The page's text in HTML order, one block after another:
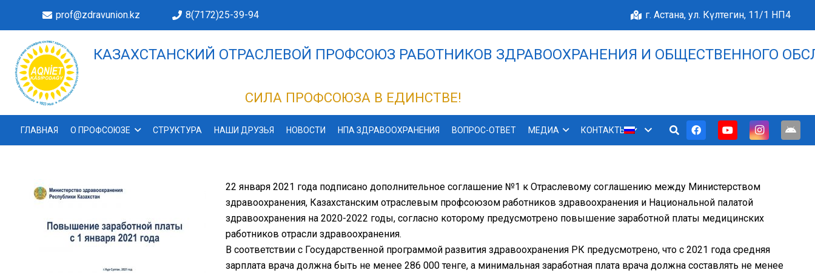
prof@zdravunion.kz 8(7172)25-39-94 г. Астана, ул. Күлтегин, 11/1 НП4
КАЗАХСТАНСКИЙ ОТРАСЛЕВОЙ ПРОФСОЮЗ РАБОТНИКОВ ЗДРАВООХРАНЕНИЯ И ОБЩЕСТВЕННОГО
СИЛА ПРОФСОЮЗА В ЕДИНСТВЕ!
ГЛАВНАЯ О ПРОФСОЮЗЕ СТРУКТУРА НАШИ ДРУЗЬЯ НОВОСТИ НПА ЗДРАВООХРАНЕНИЯ ВОПРОС-ОТВЕТ МЕДИА КОНТАКТЫ
22 января 2021 года подписано дополнительное соглашение №1 к Отраслевому соглашению между Министерством
здравоохранения, Казахстанским отраслевым профсоюзом работников здравоохранения и Национальной палатой
здравоохранения на 2020-2022 годы, согласно которому предусмотрено повышение заработной платы медицинских
работников отрасли здравоохранения.
В соответствии с Государственной программой развития здравоохранения РК предусмотрено, что с 2021 года средняя
зарплата врача должна быть не менее 286 000 тенге, а минимальная заработная плата врача должна составлять не менее